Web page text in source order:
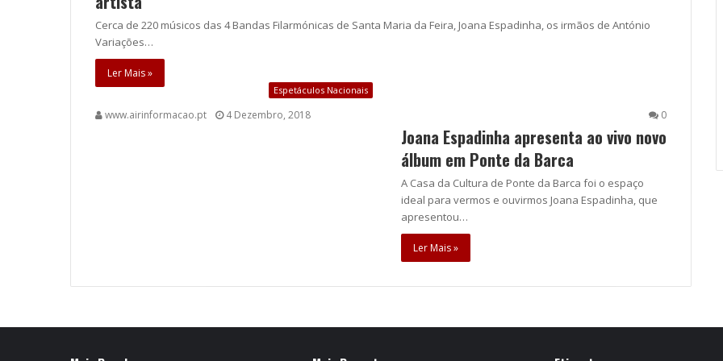
Cerca de 220 músicos das 4 Bandas Filarmónicas de Santa Maria da Feira, Joana Espadinha, os irmãos de António
Variações…
Ler Mais »
Espetáculos Nacionais
www.airinformacao.pt 4 Dezembro, 2018 0
Joana Espadinha apresenta ao vivo novo
álbum em Ponte da Barca
A Casa da Cultura de Ponte da Barca foi o espaço
ideal para vermos e ouvirmos Joana Espadinha, que
apresentou…
Ler Mais »